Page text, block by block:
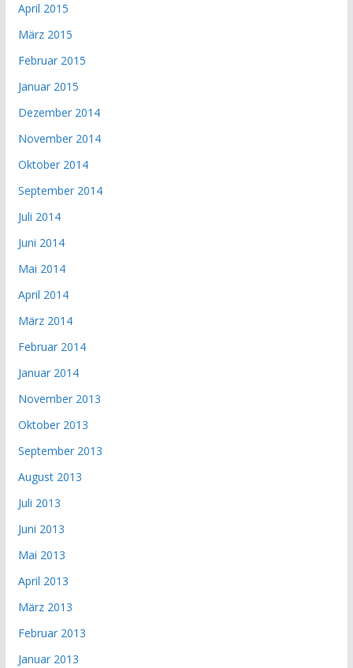
April 2015
März 2015
Februar 2015
Januar 2015
Dezember 2014
November 2014
Oktober 2014
September 2014
Juli 2014
Juni 2014
Mai 2014
April 2014
März 2014
Februar 2014
Januar 2014
November 2013
Oktober 2013
September 2013
August 2013
Juli 2013
Juni 2013
Mai 2013
April 2013
März 2013
Februar 2013
Januar 2013